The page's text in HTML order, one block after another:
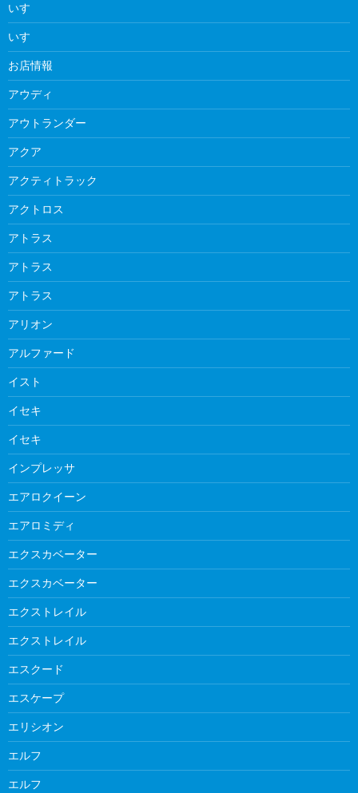
いすゞ
いすゞ
お店情報
アウディ
アウトランダー
アクア
アクティトラック
アクトロス
アトラス
アトラス
アトラス
アリオン
アルファード
イスト
イセキ
イセキ
インプレッサ
エアロクイーン
エアロミディ
エクスカベーター
エクスカベーター
エクストレイル
エクストレイル
エスクード
エスケープ
エリシオン
エルフ
エルフ